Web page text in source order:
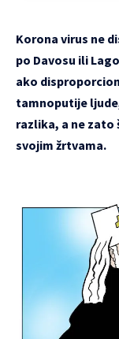
Korona virus ne
po Davosu ili
ako
tamnoputije
razlika, a ne zato
svojim žrtvama.